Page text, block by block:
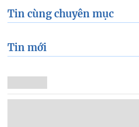
Tin cùng chuyên mục
Tin mới